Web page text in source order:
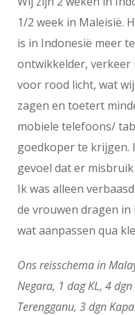
1/2 week in Maleisië.
is in Indonesië meer
ontwikkelder,
voor rood licht, wat
zagen en toetert
mobiele telefoons/
goedkoper te krijgen.
gevoel dat er
Ik was alleen
de vrouwen dragen
wat aanpassen qua
Ons reisschema in
Negara, 1 dag KL, 4
Terengganu, 3 dgn